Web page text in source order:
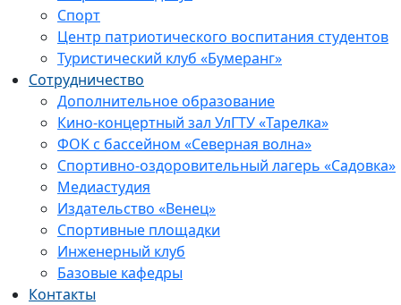
Спорт
Центр патриотического воспитания студентов
Туристический клуб «Бумеранг»
Сотрудничество
Дополнительное образование
Кино-концертный зал УлГТУ «Тарелка»
ФОК с бассейном «Северная волна»
Спортивно-оздоровительный лагерь «Садовка»
Медиастудия
Издательство «Венец»
Спортивные площадки
Инженерный клуб
Базовые кафедры
Контакты